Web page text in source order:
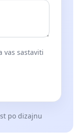
vas sastaviti
po dizajnu